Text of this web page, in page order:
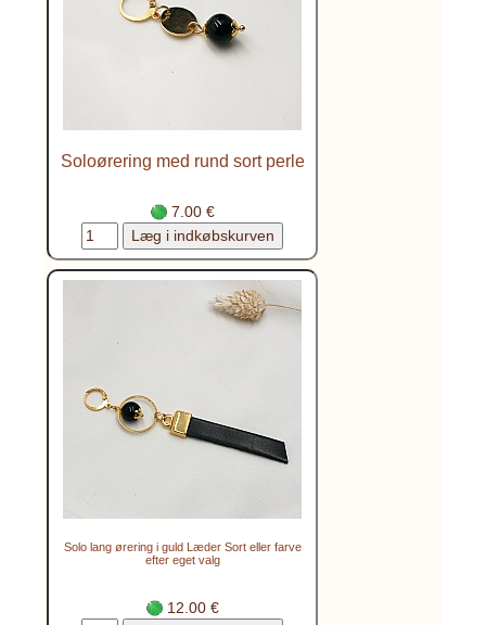
Soloørering med rund sort perle
7.00 €
Solo lang ørering i guld Læder Sort eller farve
efter eget valg
12.00 €